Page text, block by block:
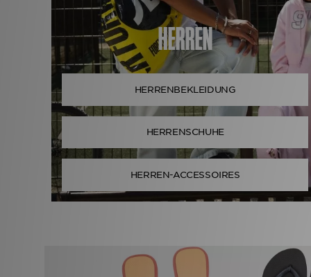
HERREN
HERRENBEKLEIDUNG
HERRENSCHUHE
HERREN-ACCESSOIRES